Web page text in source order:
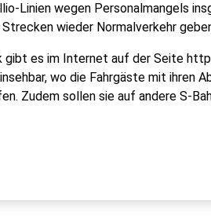
Linien wegen Personalmangels
wieder Normalverkehr
gibt es im Internet auf der Seite
wo die Fahrgäste mit ihren
Zudem sollen sie auf andere S-